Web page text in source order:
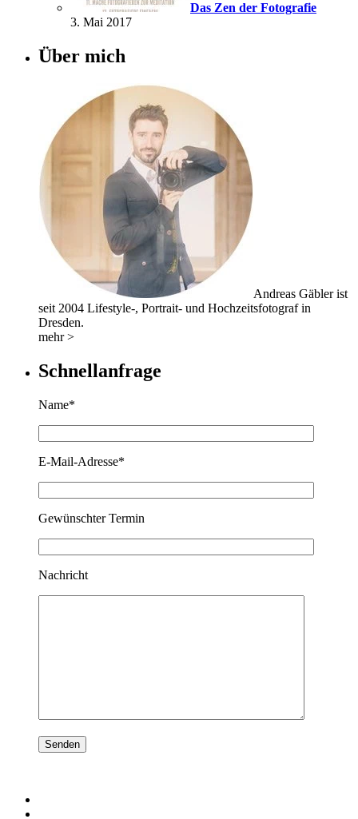
Das Zen der Fotografie
3. Mai 2017
Über mich
Andreas Gäbler ist
seit 2004 Lifestyle-, Portrait- und Hochzeitsfotograf in
Dresden.
mehr >
Schnellanfrage
Name*
E-Mail-Adresse*
Gewünschter Termin
Nachricht